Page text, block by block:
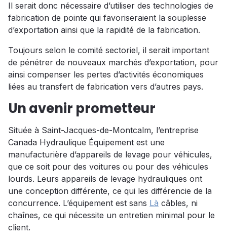
Il serait donc nécessaire d’utiliser des technologies de
fabrication de pointe qui favoriseraient la souplesse
d’exportation ainsi que la rapidité de la fabrication.
Toujours selon le comité sectoriel, il serait important
de pénétrer de nouveaux marchés d’exportation, pour
ainsi compenser les pertes d’activités économiques
liées au transfert de fabrication vers d’autres pays.
Un avenir prometteur
Située à Saint-Jacques-de-Montcalm, l’entreprise
Canada Hydraulique Équipement est une
manufacturière d’appareils de levage pour véhicules,
que ce soit pour des voitures ou pour des véhicules
lourds. Leurs appareils de levage hydrauliques ont
une conception différente, ce qui les différencie de la
concurrence. L’équipement est sans Là câbles, ni
chaînes, ce qui nécessite un entretien minimal pour le
client.